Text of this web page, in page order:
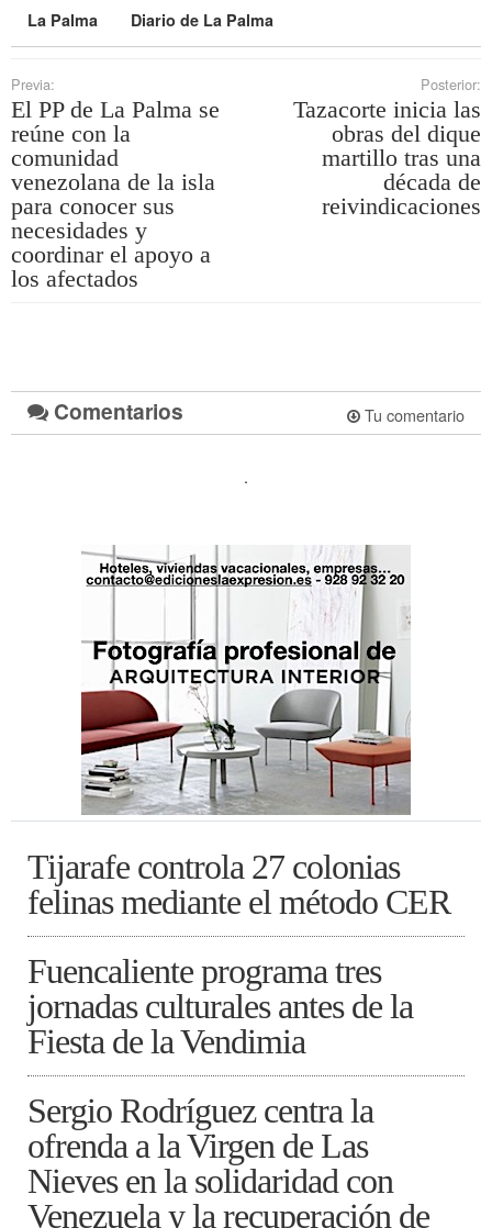
La Palma Diario de La Palma
Previa:
El PP de La Palma se
reúne con la
comunidad
venezolana de la isla
para conocer sus
necesidades y
coordinar el apoyo a
los afectados
Posterior:
Tazacorte inicia las
obras del dique
martillo tras una
década de
reivindicaciones
Comentarios Tu comentario
.
Tijarafe controla 27 colonias
felinas mediante el método CER
Fuencaliente programa tres
jornadas culturales antes de la
Fiesta de la Vendimia
Sergio Rodríguez centra la
ofrenda a la Virgen de Las
Nieves en la solidaridad con
Venezuela y la recuperación de